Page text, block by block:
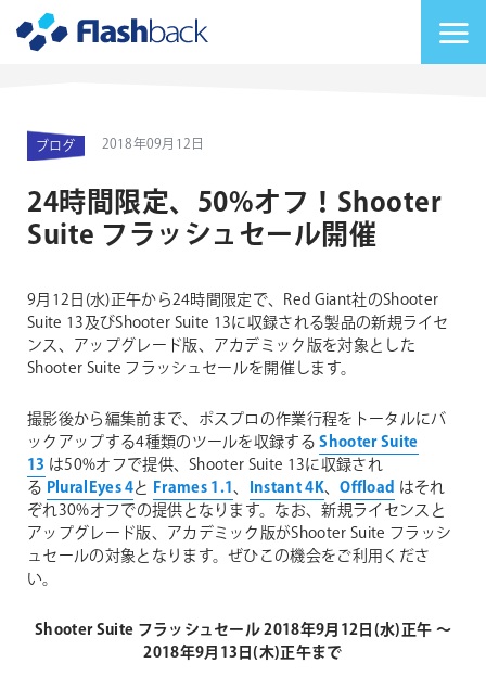
ブログ 2018年09月12日
24時間限定、50%オフ！Shooter
Suite フラッシュセール開催
9月12日(水)正午から24時間限定で、Red Giant社のShooter
Suite 13及びShooter Suite 13に収録される製品の新規ライセ
ンス、アップグレード版、アカデミック版を対象とした
Shooter Suite フラッシュセールを開催します。
撮影後から編集前まで、ポスプロの作業行程をトータルにバ
ックアップする4種類のツールを収録するShooter Suite
13 は50%オフで提供、Shooter Suite 13に収録され
る PluralEyes 4と Frames 1.1、 Instant 4K、Offload はそれ
ぞれ30%オフでの提供となります。なお、新規ライセンスと
アップグレード版、アカデミック版がShooter Suite フラッシ
ュセールの対象となります。ぜひこの機会をご利用くださ
い。
Shooter Suite フラッシュセール 2018年9月12日(水)正午 ～
2018年9月13日(木)正午まで